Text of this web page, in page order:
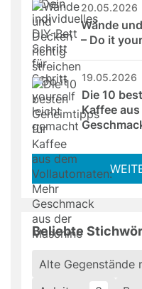
20.05.2026
Wände
– Do it
19.05.2026
Die 10
Kaffee
Beliebte
Alte Gegenstände